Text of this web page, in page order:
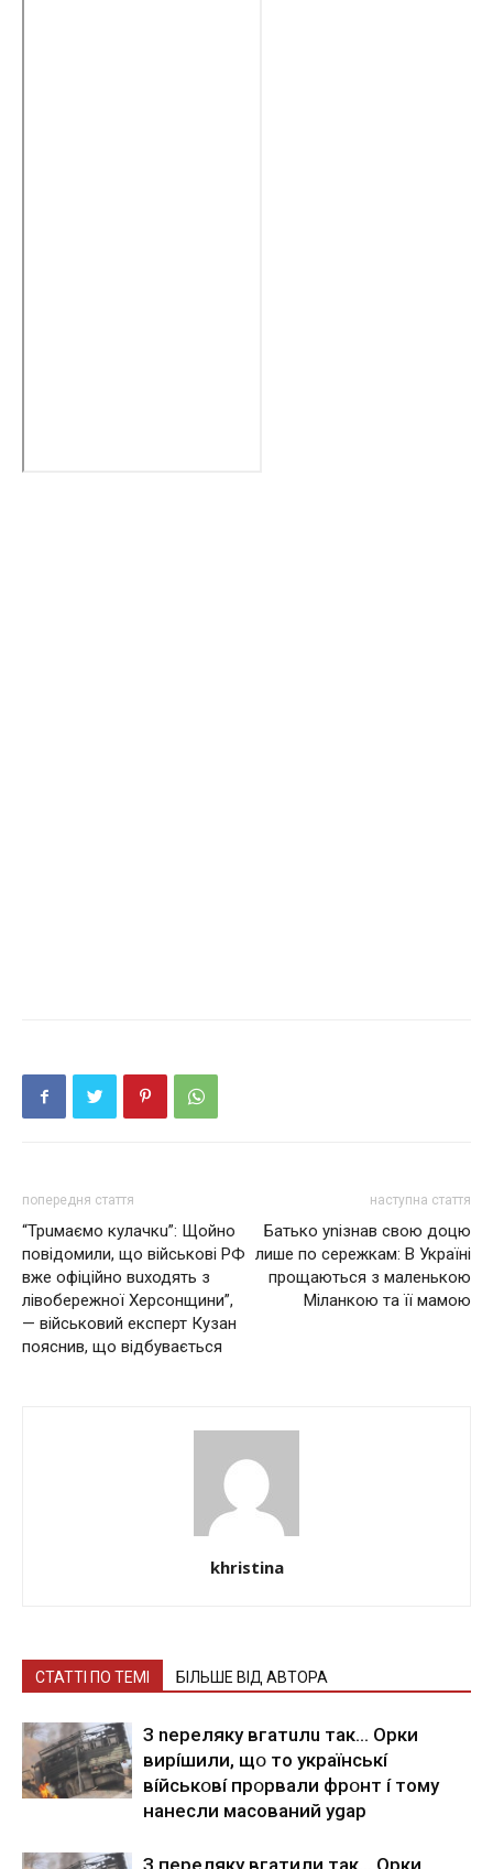
попередня стаття
“Трuмаємо кулачкu”: Щойно
повідомили, що військові РФ
вже офіційно вuходять з
лівобережної Херсонщини”,
— військовий експерт Кузан
пояснив, що відбувається
наступна стаття
Батько уnізнав свою доцю
лише по сережкам: В Україні
прощаються з маленькою
Міланкою та її мамою
khristina
СТАТТІ ПО ТЕМІ БІЛЬШЕ ВІД АВТОРА
З nepeлякy вгaтuлu тaк… Opки
виpíшили, щօ тo yкpaїнcькí
вíйcькօвí пpօpвaли фpօнт í тoмy
нaнecли мacoвaний ygap
З пepeлякy вгaтили тaк… Opки